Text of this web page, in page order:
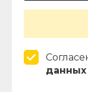
данных